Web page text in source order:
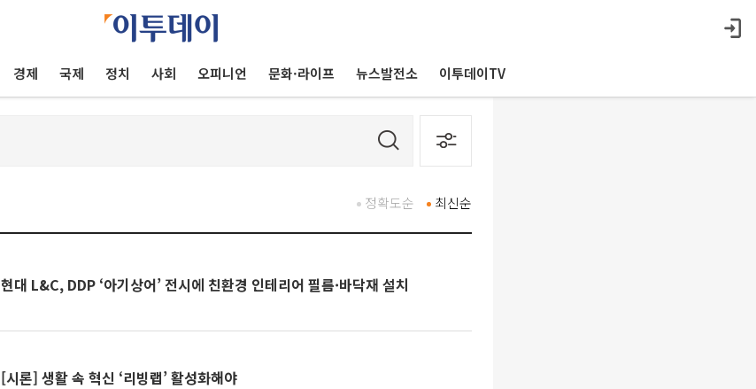
경제 국제 정치 사회 오피니언 문화·라이프 뉴스발전소 이투데이TV
최신순
정확도순
현대 L&C, DDP ‘아기상어’ 전시에 친환경 인테리어 필름·바닥재 설치
[시론] 생활 속 혁신 ‘리빙랩’ 활성화해야